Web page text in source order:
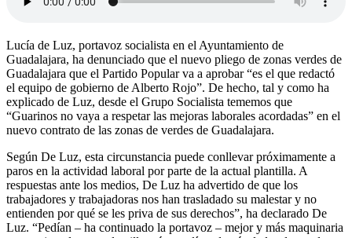
Lucía de Luz, portavoz socialista en el Ayuntamiento de
Guadalajara, ha denunciado que el nuevo pliego de zonas verdes de
Guadalajara que el Partido Popular va a aprobar “es el que redactó
el equipo de gobierno de Alberto Rojo”. De hecho, tal y como ha
explicado de Luz, desde el Grupo Socialista tememos que
“Guarinos no vaya a respetar las mejoras laborales acordadas” en el
nuevo contrato de las zonas de verdes de Guadalajara.
Según De Luz, esta circunstancia puede conllevar próximamente a
paros en la actividad laboral por parte de la actual plantilla. A
respuestas ante los medios, De Luz ha advertido de que los
trabajadores y trabajadoras nos han trasladado su malestar y no
entienden por qué se les priva de sus derechos”, ha declarado De
Luz. “Pedían – ha continuado la portavoz – mejor y más maquinaria